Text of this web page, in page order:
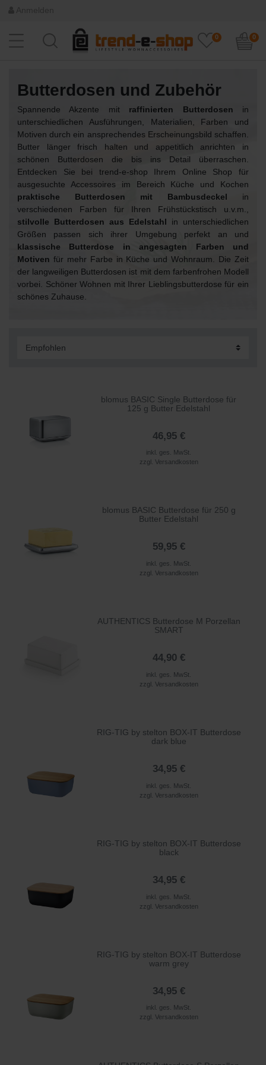
0 0
Butterdosen und Zubehör
Spannende Akzente mit raffinierten Butterdosen in
unterschiedlichen Ausführungen, Materialien, Farben und
Motiven durch ein ansprechendes Erscheinungsbild schaffen.
Butter länger frisch halten und appetitlich anrichten in
schönen Butterdosen die bis ins Detail überraschen.
Entdecken Sie bei trend-e-shop Ihrem Online Shop für
ausgesuchte Accessoires im Bereich Küche und Kochen
praktische Butterdosen mit Bambusdeckel in
verschiedenen Farben für Ihren Frühstückstisch u.v.m.,
stilvolle Butterdosen aus Edelstahl in unterschiedlichen
Größen passen sich ihrer Umgebung perfekt an und
klassische Butterdose in angesagten Farben und
Motiven für mehr Farbe in Küche und Wohnraum. Die Zeit
der langweiligen Butterdosen ist mit dem farbenfrohen Modell
vorbei. Schöner Wohnen mit Ihrer Lieblingsbutterdose für ein
schönes Zuhause.
blomus BASIC Single Butterdose für
125 g Butter Edelstahl
46,95 €
inkl. ges. MwSt.
zzgl. Versandkosten
blomus BASIC Butterdose für 250 g
Butter Edelstahl
59,95 €
inkl. ges. MwSt.
zzgl. Versandkosten
AUTHENTICS Butterdose M Porzellan
SMART
44,90 €
inkl. ges. MwSt.
zzgl. Versandkosten
RIG-TIG by stelton BOX-IT Butterdose
dark blue
34,95 €
inkl. ges. MwSt.
zzgl. Versandkosten
RIG-TIG by stelton BOX-IT Butterdose
black
34,95 €
inkl. ges. MwSt.
zzgl. Versandkosten
RIG-TIG by stelton BOX-IT Butterdose
warm grey
34,95 €
inkl. ges. MwSt.
zzgl. Versandkosten